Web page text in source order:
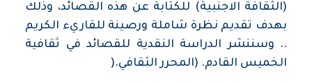
(الثقافة الاجنبية) للكتابة عن هذه القصائد، وذلك
بهدف تقديم نظرة شاملة ورصينة للقاريء الكريم
.. وسننشر الدراسة النقدية للقصائد في ثقافية
الخميس القادم. (المحرر الثقافي).